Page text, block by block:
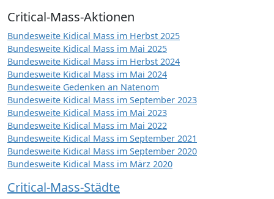
Critical-Mass-Aktionen
Bundesweite Kidical Mass im Herbst 2025
Bundesweite Kidical Mass im Mai 2025
Bundesweite Kidical Mass im Herbst 2024
Bundesweite Kidical Mass im Mai 2024
Bundesweite Gedenken an Natenom
Bundesweite Kidical Mass im September 2023
Bundesweite Kidical Mass im Mai 2023
Bundesweite Kidical Mass im Mai 2022
Bundesweite Kidical Mass im September 2021
Bundesweite Kidical Mass im September 2020
Bundesweite Kidical Mass im März 2020
Critical-Mass-Städte